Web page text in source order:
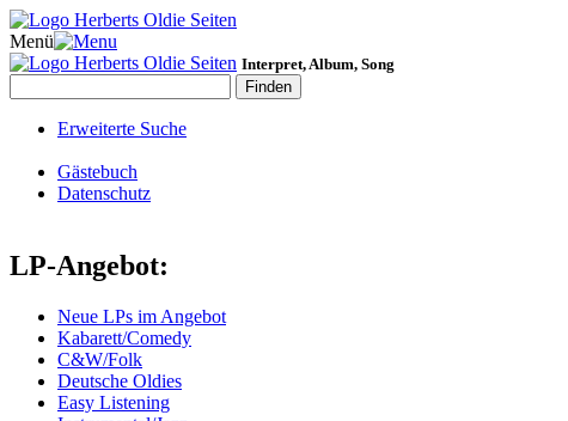
Menü
Interpret, Album, Song
Erweiterte Suche
Gästebuch
Datenschutz
LP-Angebot:
Neue LPs im Angebot
Kabarett/Comedy
C&W/Folk
Deutsche Oldies
Easy Listening